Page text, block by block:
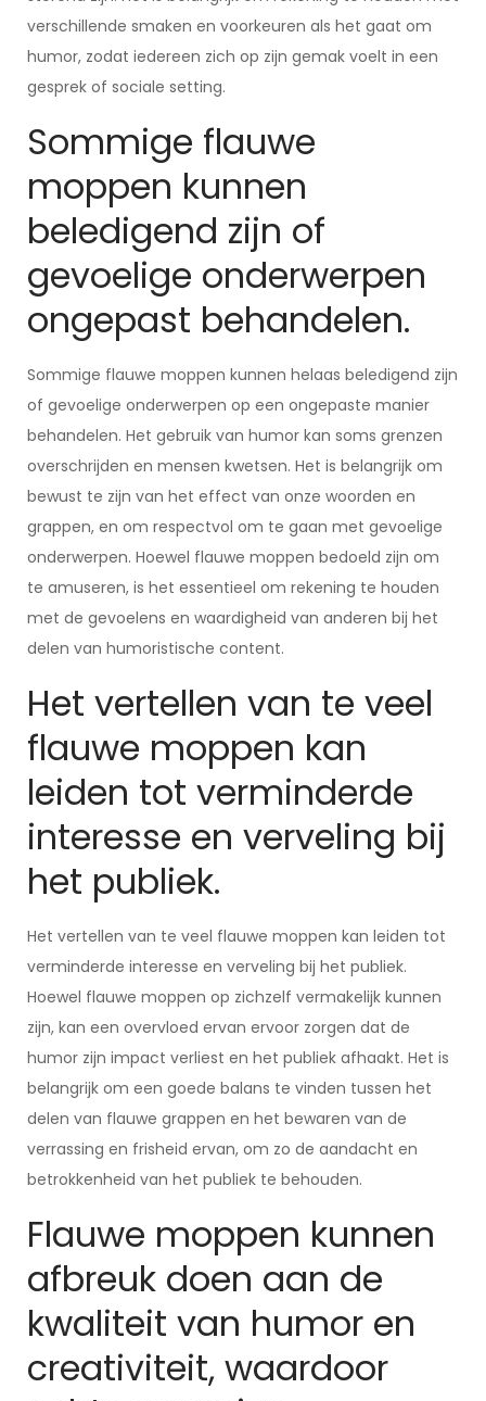
verschillende smaken en voorkeuren als het gaat om
humor, zodat iedereen zich op zijn gemak voelt in een
gesprek of sociale setting.
Sommige flauwe
moppen kunnen
beledigend zijn of
gevoelige onderwerpen
ongepast behandelen.
Sommige flauwe moppen kunnen helaas beledigend zijn
of gevoelige onderwerpen op een ongepaste manier
behandelen. Het gebruik van humor kan soms grenzen
overschrijden en mensen kwetsen. Het is belangrijk om
bewust te zijn van het effect van onze woorden en
grappen, en om respectvol om te gaan met gevoelige
onderwerpen. Hoewel flauwe moppen bedoeld zijn om
te amuseren, is het essentieel om rekening te houden
met de gevoelens en waardigheid van anderen bij het
delen van humoristische content.
Het vertellen van te veel
flauwe moppen kan
leiden tot verminderde
interesse en verveling bij
het publiek.
Het vertellen van te veel flauwe moppen kan leiden tot
verminderde interesse en verveling bij het publiek.
Hoewel flauwe moppen op zichzelf vermakelijk kunnen
zijn, kan een overvloed ervan ervoor zorgen dat de
humor zijn impact verliest en het publiek afhaakt. Het is
belangrijk om een goede balans te vinden tussen het
delen van flauwe grappen en het bewaren van de
verrassing en frisheid ervan, om zo de aandacht en
betrokkenheid van het publiek te behouden.
Flauwe moppen kunnen
afbreuk doen aan de
kwaliteit van humor en
creativiteit, waardoor